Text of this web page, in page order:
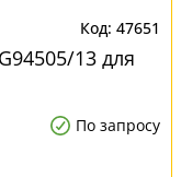
47651
13 для
По запросу